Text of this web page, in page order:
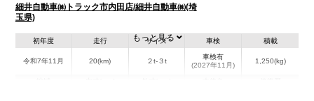
細井自動車㈱トラック市内田店/細井自動車㈱(埼
玉県)
初年度
令和7年11月
走行
20(km)
サイズ
２t-３t
車検
車検有
(2027年11月)
積載
1,250(kg)
もっと見る